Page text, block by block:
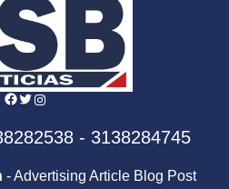
Facebook
Twitter
Instagram
- 3138284745
- Advertising Article Blog Post